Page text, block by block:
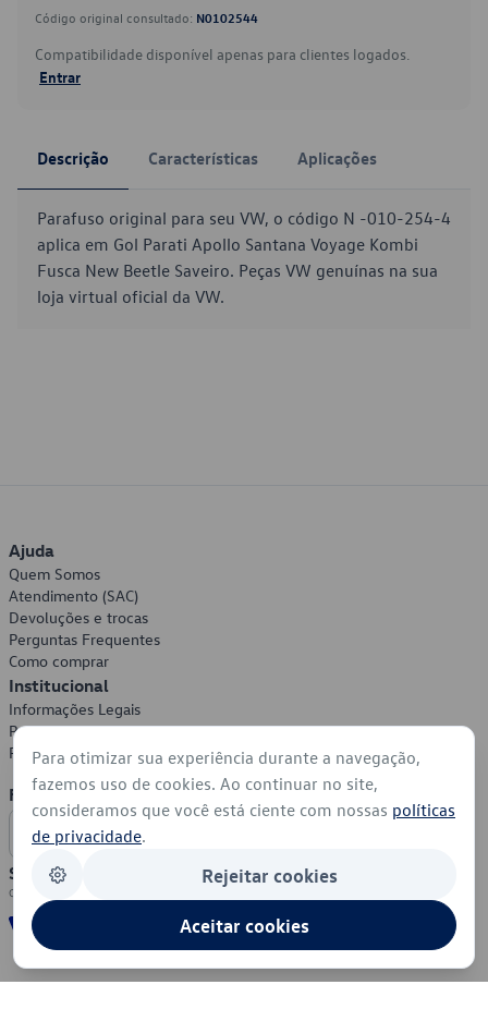
Código original consultado: N0102544
Compatibilidade disponível apenas para clientes logados.
Entrar
Descrição Características Aplicações
Parafuso original para seu VW, o código N -010-254-4
aplica em Gol Parati Apollo Santana Voyage Kombi
Fusca New Beetle Saveiro. Peças VW genuínas na sua
loja virtual oficial da VW.
Ajuda
Quem Somos
Atendimento (SAC)
Devoluções e trocas
Perguntas Frequentes
Como comprar
Institucional
Informações Legais
Política de Privacidade
Política de Cookies
Formas de Pagamento
Segurança
Para otimizar sua experiência durante a navegação,
fazemos uso de cookies. Ao continuar no site,
consideramos que você está ciente com nossas políticas
de privacidade.
Rejeitar cookies
Aceitar cookies